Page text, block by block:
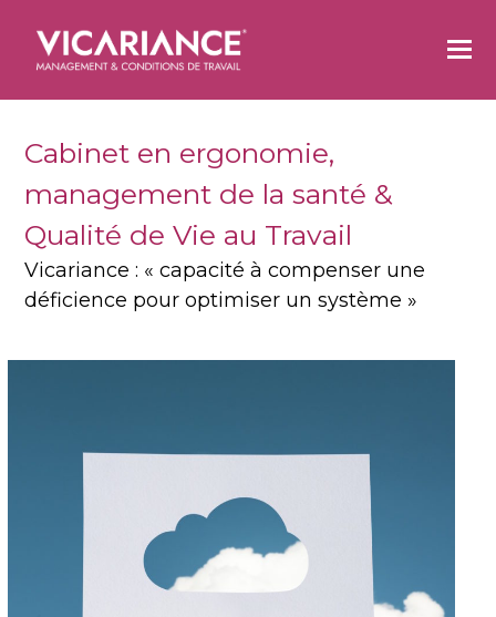
Cabinet en ergonomie,
management de la santé &
Qualité de Vie au Travail
Vicariance : « capacité à compenser une
déficience pour optimiser un système »